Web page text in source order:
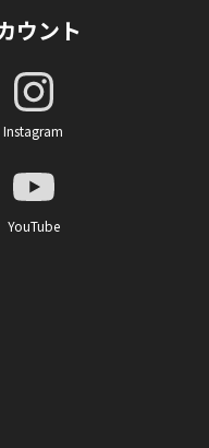
ウント
Instagram
YouTube